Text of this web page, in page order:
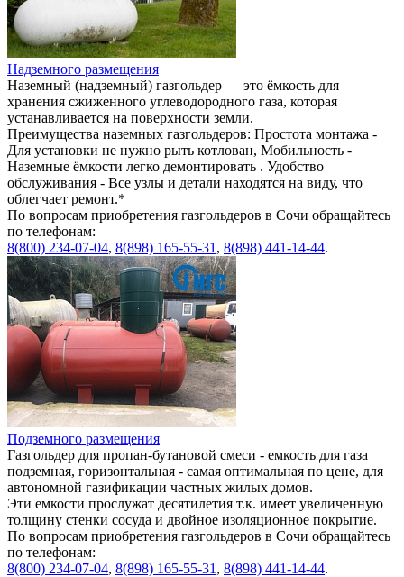
Надземного размещения
Наземный (надземный) газгольдер — это ёмкость для
хранения сжиженного углеводородного газа, которая
устанавливается на поверхности земли.
Преимущества наземных газгольдеров: Простота монтажа -
Для установки не нужно рыть котлован, Мобильность -
Наземные ёмкости легко демонтировать . Удобство
обслуживания - Все узлы и детали находятся на виду, что
облегчает ремонт.*
По вопросам приобретения газгольдеров в Сочи обращайтесь
по телефонам:
8(800) 234-07-04, 8(898) 165-55-31 , 8(898) 441-14-44.
Подземного размещения
Газгольдер для пропан-бутановой смеси - емкость для газа
подземная, горизонтальная - самая оптимальная по цене, для
автономной газификации частных жилых домов.
Эти емкости прослужат десятилетия т.к. имеет увеличенную
толщину стенки сосуда и двойное изоляционное покрытие.
По вопросам приобретения газгольдеров в Сочи обращайтесь
по телефонам:
8(800) 234-07-04, 8(898) 165-55-31 , 8(898) 441-14-44.